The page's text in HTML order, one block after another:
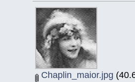
Chaplin_maior.jpg